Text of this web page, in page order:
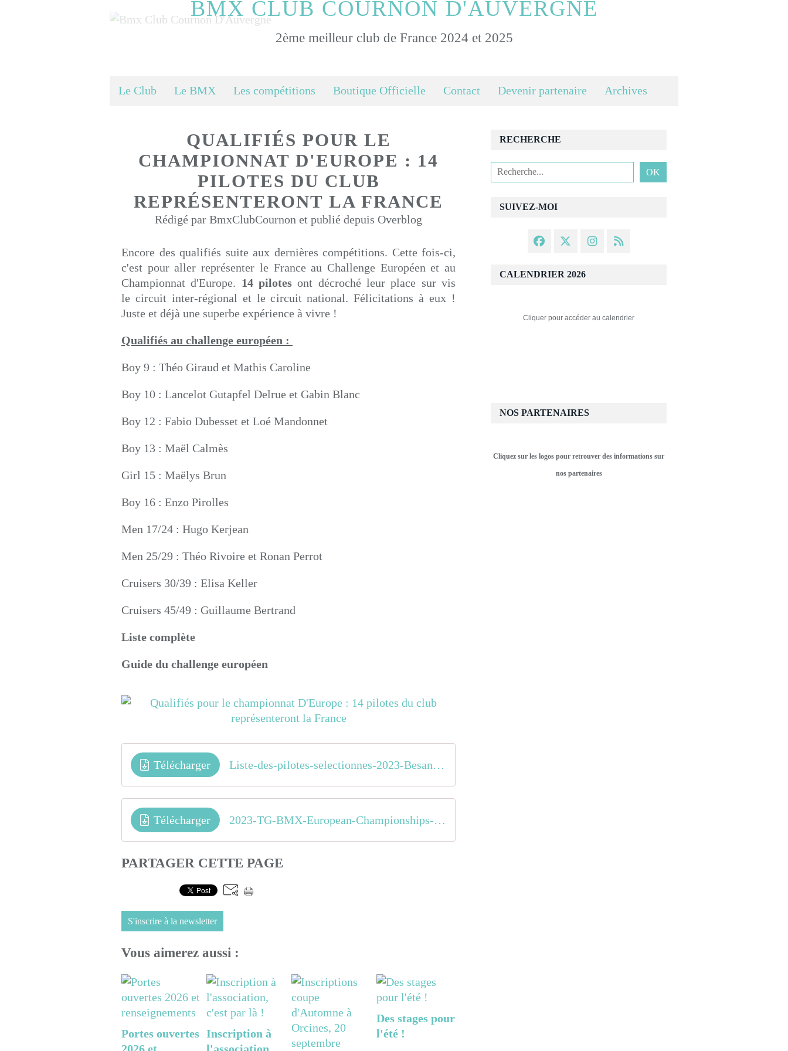
BMX CLUB COURNON D'AUVERGNE
2ème meilleur club de France 2024 et 2025
Le Club Le BMX Les compétitions Boutique Officielle Contact Devenir partenaire Archives
QUALIFIÉS POUR LE
CHAMPIONNAT D'EUROPE : 14
PILOTES DU CLUB
REPRÉSENTERONT LA FRANCE
Rédigé par BmxClubCournon et publié depuis Overblog
Encore des qualifiés suite aux dernières compétitions. Cette fois-ci,
c'est pour aller représenter le France au Challenge Européen et au
Championnat d'Europe. 14 pilotes ont décroché leur place sur vis
le circuit inter-régional et le circuit national. Félicitations à eux !
Juste et déjà une superbe expérience à vivre !
Qualifiés au challenge européen :
Boy 9 : Théo Giraud et Mathis Caroline
Boy 10 : Lancelot Gutapfel Delrue et Gabin Blanc
Boy 12 : Fabio Dubesset et Loé Mandonnet
Boy 13 : Maël Calmès
Girl 15 : Maëlys Brun
Boy 16 : Enzo Pirolles
Men 17/24 : Hugo Kerjean
Men 25/29 : Théo Rivoire et Ronan Perrot
Cruisers 30/39 : Elisa Keller
Cruisers 45/49 : Guillaume Bertrand
Liste complète
Guide du challenge européen
Télécharger Liste-des-pilotes-selectionnes-2023-Besancon-FRA-2
Télécharger 2023-TG-BMX-European-Championships-Besancon-FR-version-17
PARTAGER CETTE PAGE
S'inscrire à la newsletter
Vous aimerez aussi :
Portes ouvertes
2026 et
Inscription à
l'association,
Des stages pour
l'été !
SUIVEZ-MOI
RECHERCHE
CALENDRIER 2026
Cliquer pour accéder au calendrier
NOS PARTENAIRES
Cliquez sur les logos pour retrouver des informations sur
nos partenaires